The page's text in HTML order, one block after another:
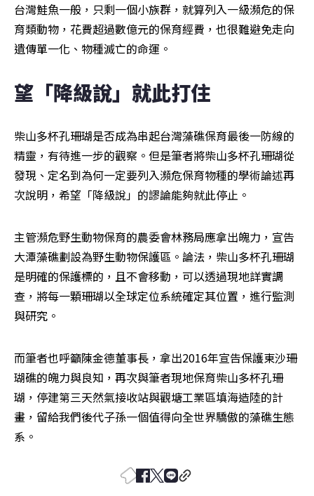
台灣鮭魚一般，只剩一個小族群，就算列入一級瀕危的保
育類動物，花費超過數億元的保育經費，也很難避免走向
遺傳單一化、物種滅亡的命運。
望「降級說」就此打住
柴山多杯孔珊瑚是否成為串起台灣藻礁保育最後一防線的
精靈，有待進一步的觀察。但是筆者將柴山多杯孔珊瑚從
發現、定名到為何一定要列入瀕危保育物種的學術論述再
次說明，希望「降級說」的謬論能夠就此停止。
主管瀕危野生動物保育的農委會林務局應拿出魄力，宣告
大潭藻礁劃設為野生動物保護區。論法，柴山多杯孔珊瑚
是明確的保護標的，且不會移動，可以透過現地詳實調
查，將每一顆珊瑚以全球定位系統確定其位置，進行監測
與研究。
而筆者也呼籲陳金德董事長，拿出2016年宣告保護東沙珊
瑚礁的魄力與良知，再次與筆者現地保育柴山多杯孔珊
瑚，停建第三天然氣接收站與觀塘工業區填海造陸的計
畫，留給我們後代子孫一個值得向全世界驕傲的藻礁生態
系。